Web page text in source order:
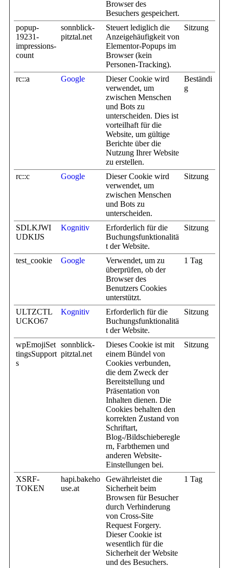
Browser des
Besuchers gespeichert.
popup-
19231-
impressions-
count
sonnblick-
pitztal.net
Steuert lediglich die
Anzeigehäufigkeit von
Elementor-Popups im
Browser (kein
Personen-Tracking).
Sitzung
rc::a Google
Dieser Cookie wird
verwendet, um
zwischen Menschen
und Bots zu
unterscheiden. Dies ist
vorteilhaft für die
Website, um gültige
Berichte über die
Nutzung Ihrer Website
zu erstellen.
Beständi
g
rc::c Google
Dieser Cookie wird
verwendet, um
zwischen Menschen
und Bots zu
unterscheiden.
Sitzung
SDLKJWI
UDKIJS
Kognitiv
Erforderlich für die
Buchungsfunktionalitä
t der Website.
Sitzung
test_cookie Google
Verwendet, um zu
überprüfen, ob der
Browser des
Benutzers Cookies
unterstützt.
1 Tag
ULTZCTL
UCKO67
Kognitiv
Erforderlich für die
Buchungsfunktionalitä
t der Website.
Sitzung
wpEmojiSet
tingsSupport
s
sonnblick-
pitztal.net
Dieses Cookie ist mit
einem Bündel von
Cookies verbunden,
die dem Zweck der
Bereitstellung und
Präsentation von
Inhalten dienen. Die
Cookies behalten den
korrekten Zustand von
Schriftart,
Blog-/Bildschieberegle
rn, Farbthemen und
anderen Website-
Einstellungen bei.
Sitzung
XSRF-
TOKEN
hapi.bakeho
use.at
Gewährleistet die
Sicherheit beim
Browsen für Besucher
durch Verhinderung
von Cross-Site
Request Forgery.
Dieser Cookie ist
wesentlich für die
Sicherheit der Website
und des Besuchers.
1 Tag